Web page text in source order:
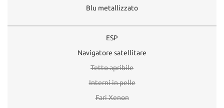
Blu metallizzato
ESP
Navigatore satellitare
Tetto apribile
Interni in pelle
Fari Xenon